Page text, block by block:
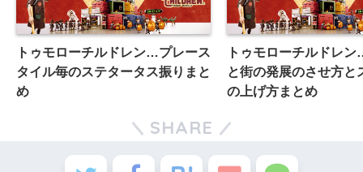
トゥモローチルドレン…プレース
タイル毎のステタータス振りまと
め
トゥモローチルドレ
と街の発展のさせ方と
の上げ方まとめ
SHARE